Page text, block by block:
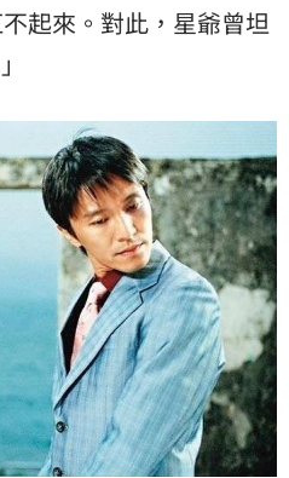
起來。對此，星爺曾坦